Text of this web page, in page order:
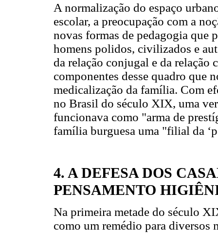
A normalização do espaço
escolar, a preocupação com a
novas formas de pedagogia que
homens polidos, civilizados e
da relação conjugal e da
componentes desse quadro que
medicalização da família. Com
no Brasil do século XIX, uma
funcionava como "arma de
família burguesa uma "filial da
4. A DEFESA DOS
PENSAMENTO
Na primeira metade do século
como um remédio para diversos